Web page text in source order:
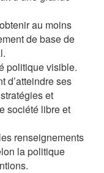
au moins
de base de
politique visible.
d’atteindre ses
et
société libre et
renseignements
la politique